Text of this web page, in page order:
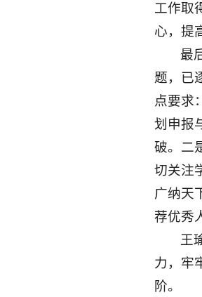
工作取
心，提
最
题，已
点要求
划申报
破。二
切关注
广纳天
荐优秀
王
力，牢
阶。